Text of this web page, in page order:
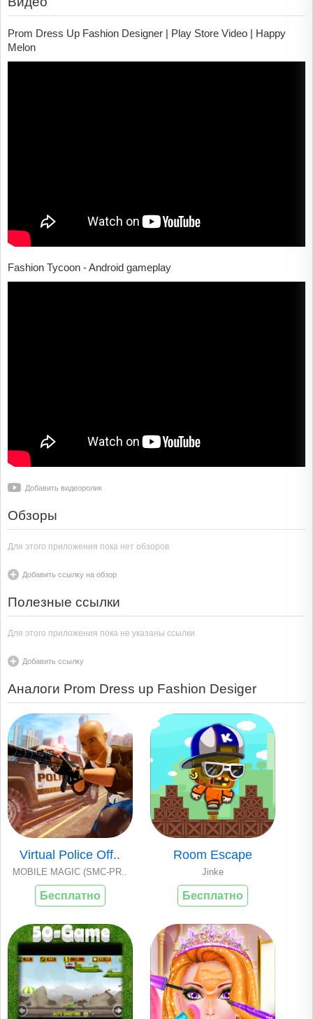
Prom Dress Up Fashion Designer | Play Store Video | Happy
Melon
Fashion Tycoon - Android gameplay
Добавить видеоролик
Обзоры
Для этого приложения пока нет обзоров
Добавить ссылку на обзор
Полезные ссылки
Для этого приложения пока не указаны ссылки
Добавить ссылку
Аналоги Prom Dress up Fashion Desiger
Virtual Police Off..
MOBILE MAGIC (SMC-PR..
Бесплатно
Room Escape
Jinke
Бесплатно